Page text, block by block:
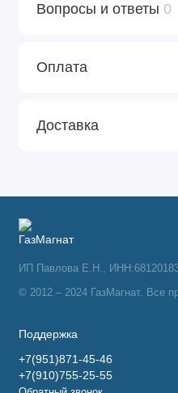
Вопросы и ответы 0
Оплата
Доставка
ИП Павлова Е.Н.,
© 2012 – 2024 ГазМагнат. Все
Поддержка
+7(951)871-45-46
+7(910)755-25-55